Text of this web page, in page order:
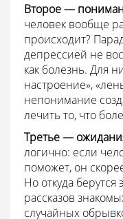
Второе —
человек вообще
происходит?
депрессией не
как болезнь. Для
настроение»,
непонимание
лечить то, что
Третье —
логично: если
поможет, он
Но откуда
рассказов
случайных